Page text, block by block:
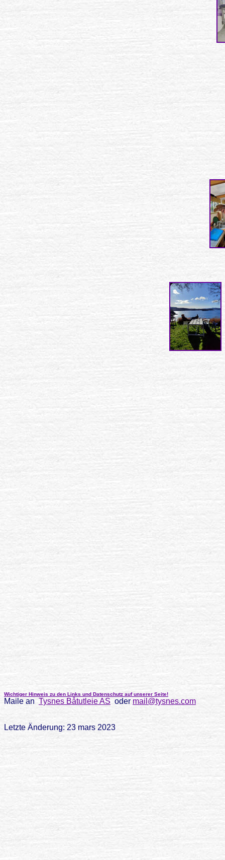
Wichtiger Hinweis zu den Links und Datenschutz auf unserer Seite!
Maile an Tysnes Båtutleie AS oder mail@tysnes.com
Letzte Änderung: 23 mars 2023